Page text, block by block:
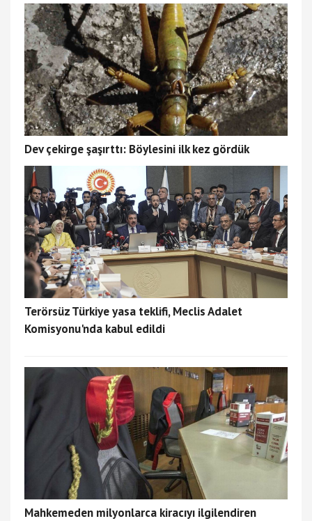
Dev çekirge şaşırttı: Böylesini ilk kez gördük
Terörsüz Türkiye yasa teklifi, Meclis Adalet
Komisyonu'nda kabul edildi
Mahkemeden milyonlarca kiracıyı ilgilendiren